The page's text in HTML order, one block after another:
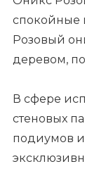
спокойные
Розовый
деревом,
В сфере
стеновых
подиумов